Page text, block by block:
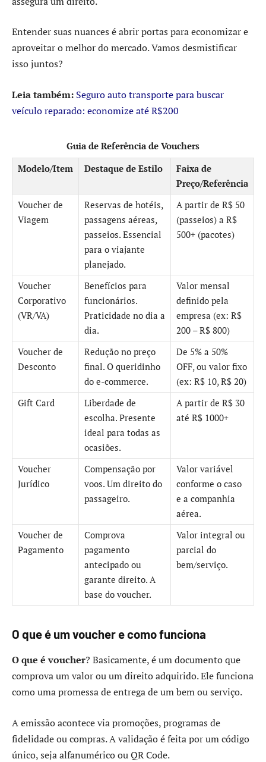
Entender suas nuances é abrir portas para economizar e
aproveitar o melhor do mercado. Vamos desmistificar
isso juntos?
Leia também: Seguro auto transporte para buscar
veículo reparado: economize até R$200
Guia de Referência de Vouchers
Modelo/Item
Destaque de Estilo
Faixa de
Preço/Referência
Voucher de
Viagem
Reservas de hotéis,
passagens aéreas,
passeios. Essencial
para o viajante
planejado.
A partir de R$ 50
(passeios) a R$
500+ (pacotes)
Voucher
Corporativo
(VR/VA)
Benefícios para
funcionários.
Praticidade no dia a
dia.
Valor mensal
definido pela
empresa (ex: R$
200 – R$ 800)
Voucher de
Desconto
Redução no preço
final. O queridinho
do e-commerce.
De 5% a 50%
OFF, ou valor fixo
(ex: R$ 10, R$ 20)
Gift Card
Liberdade de
escolha. Presente
ideal para todas as
ocasiões.
A partir de R$ 30
até R$ 1000+
Voucher
Jurídico
Compensação por
voos. Um direito do
passageiro.
Valor variável
conforme o caso
e a companhia
aérea.
Voucher de
Pagamento
Comprova
pagamento
antecipado ou
garante direito. A
base do voucher.
Valor integral ou
parcial do
bem/serviço.
O que é um voucher e como funciona
O que é voucher? Basicamente, é um documento que
comprova um valor ou um direito adquirido. Ele funciona
como uma promessa de entrega de um bem ou serviço.
A emissão acontece via promoções, programas de
fidelidade ou compras. A validação é feita por um código
único, seja alfanumérico ou QR Code.